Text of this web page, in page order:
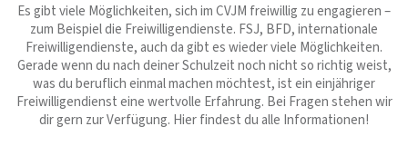
Es gibt viele Möglichkeiten, sich im CVJM freiwillig zu engagieren –
zum Beispiel die Freiwilligendienste. FSJ, BFD, internationale
Freiwilligendienste, auch da gibt es wieder viele Möglichkeiten.
Gerade wenn du nach deiner Schulzeit noch nicht so richtig weist,
was du beruflich einmal machen möchtest, ist ein einjähriger
Freiwilligendienst eine wertvolle Erfahrung. Bei Fragen stehen wir
dir gern zur Verfügung. Hier findest du alle Informationen!